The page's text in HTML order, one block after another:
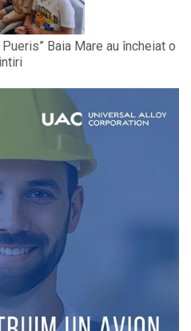
Baia Mare au încheiat o